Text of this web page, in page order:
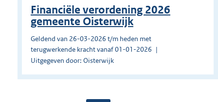
Financiële verordening 2026
gemeente Oisterwijk
Geldend van 26-03-2026 t/m heden met
terugwerkende kracht vanaf 01-01-2026
Uitgegeven door: Oisterwijk